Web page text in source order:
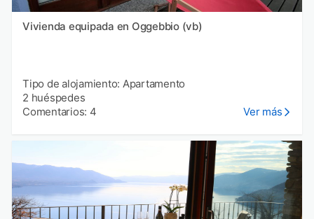
Vivienda equipada en Oggebbio (vb)
Tipo de alojamiento: Apartamento
2 huéspedes
Comentarios: 4
Ver más